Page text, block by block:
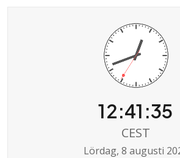
12:41:35
CEST
Lördag, 8 augusti